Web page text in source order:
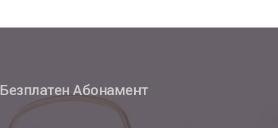
Безплатен Абонамент